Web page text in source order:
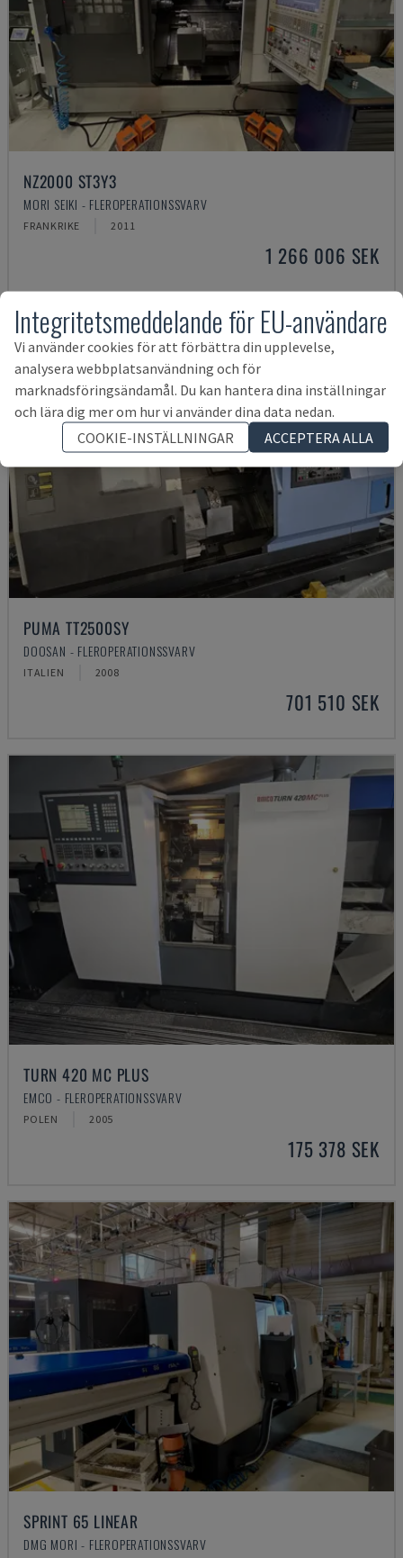
NZ2000 ST3Y3
MORI SEIKI - FLEROPERATIONSSVARV
FRANKRIKE 2011
1 266 006 SEK
PUMA TT2500SY
DOOSAN - FLEROPERATIONSSVARV
ITALIEN 2008
701 510 SEK
TURN 420 MC PLUS
EMCO - FLEROPERATIONSSVARV
POLEN 2005
175 378 SEK
SPRINT 65 LINEAR
DMG MORI - FLEROPERATIONSSVARV
Integritetsmeddelande för EU-användare
Vi använder cookies för att förbättra din upplevelse,
analysera webbplatsanvändning och för
marknadsföringsändamål. Du kan hantera dina inställningar
och lära dig mer om hur vi använder dina data nedan.
COOKIE-INSTÄLLNINGAR
ACCEPTERA ALLA